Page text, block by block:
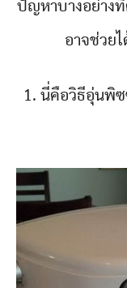
ปัญหาบางอย่าง
อาจช่วย
1. นี่คือวิธีอุ่นพิซ